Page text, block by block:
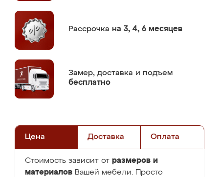
Рассрочка на 3, 4, 6 месяцев
Замер, доставка и подъем
бесплатно
Цена Доставка Оплата
Стоимость зависит от размеров и
материалов Вашей мебели. Просто